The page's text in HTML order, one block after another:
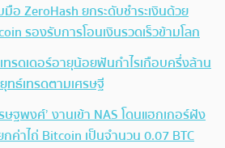
อ ZeroHash ยกระดับชำระเงินด้วย
รองรับการโอนเงินรวดเร็วข้ามโลก
ทรดเดอร์อายุน้อยฟันกำไรเกือบครึ่งล้าน
ทธ์เทรดตามเศรษฐี
รษฐพงศ์’ งานเข้า NAS โดนแฮกเกอร์ฝัง
กค่าไถ่ Bitcoin เป็นจำนวน 0.07 BTC